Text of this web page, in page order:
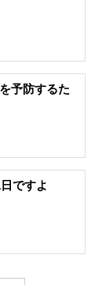
予防するた
ですよ